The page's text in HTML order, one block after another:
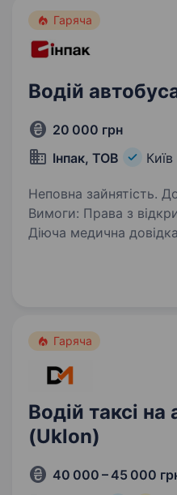
Ми пропонуємо:
Гаряча
Водій
20 000 грн
Інпак, ТОВ
Київ
Неповна зайнятість.
Вимоги: Права з відкритою категорією «Д»
Діюча медична довідка Досвід роботи
проживання на
Гаряча
Водій таксі на
(Uklon)
40 000 – 45 000